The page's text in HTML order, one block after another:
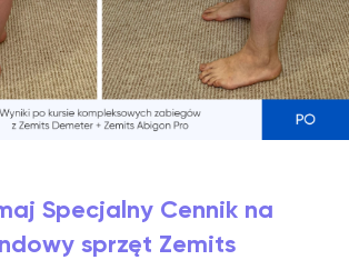
Specjalny Cennik na
sprzęt Zemits